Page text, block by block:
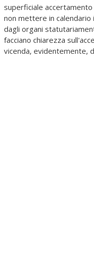
superficiale accertamento
non mettere in calendario
dagli organi
facciano chiarezza
vicenda, evidentemente,